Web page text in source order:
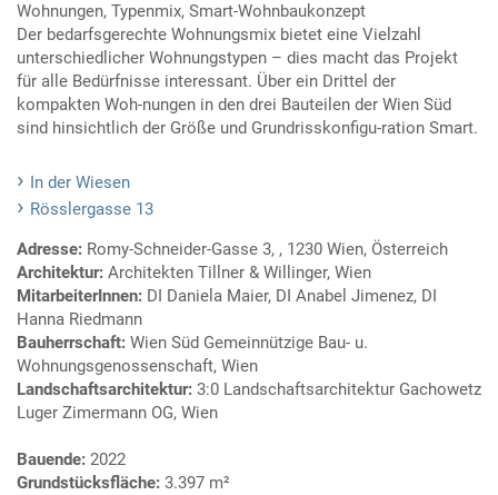
Wohnungen, Typenmix, Smart-Wohnbaukonzept
Der bedarfsgerechte Wohnungsmix bietet eine Vielzahl
unterschiedlicher Wohnungstypen – dies macht das Projekt
für alle Bedürfnisse interessant. Über ein Drittel der
kompakten Woh-nungen in den drei Bauteilen der Wien Süd
sind hinsichtlich der Größe und Grundrisskonfigu-ration Smart.
In der Wiesen
Rösslergasse 13
Adresse: Romy-Schneider-Gasse 3, , 1230 Wien, Österreich
Architektur: Architekten Tillner & Willinger, Wien
MitarbeiterInnen: DI Daniela Maier, DI Anabel Jimenez, DI
Hanna Riedmann
Bauherrschaft: Wien Süd Gemeinnützige Bau- u.
Wohnungsgenossenschaft, Wien
Landschaftsarchitektur: 3:0 Landschaftsarchitektur Gachowetz
Luger Zimermann OG, Wien
Bauende: 2022
Grundstücksfläche: 3.397 m²